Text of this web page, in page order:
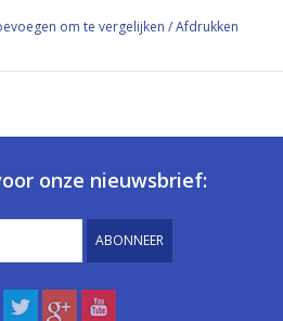
om te vergelijken /Afdrukken
onze nieuwsbrief:
ABONNEER